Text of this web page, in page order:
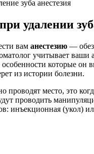
удалении
вам анестезию —
учитывает ваши
которые он
из истории болезни.
проводят место, это
проводить
инъекционная (укол)